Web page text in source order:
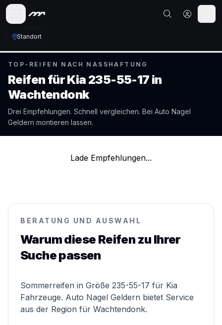
Standort
TOP-REIFEN NACH NASSHAFTUNG
Reifen fürKia 235-55-17 in
Wachtendonk
Drei Empfehlungen. Schnell vergleichen. Bei Auto Nagel
Geldern montieren lassen.
Lade Empfehlungen...
BERATUNG UND AUSWAHL
Warum diese Reifen zu Ihrer
Suche passen
Sommerreifen in Größe 235-55-17 für Kia
Fahrzeuge. Auto Nagel Geldern bietet Service
aus der Region für Wachtendonk.